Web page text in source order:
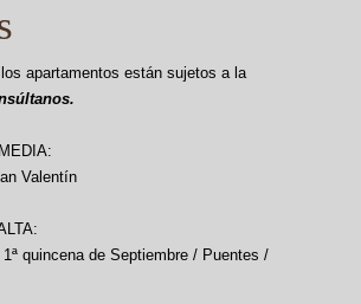
apartamentos están sujetos a la
Valentín
quincena de Septiembre / Puentes /